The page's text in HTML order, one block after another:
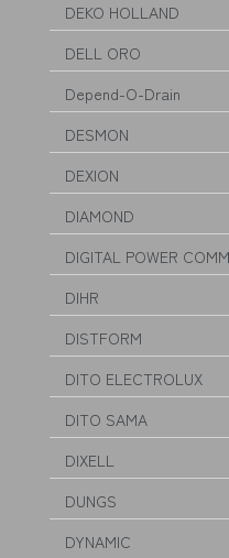
DEKO HOLLAND
DELL ORO
Depend-O-Drain
DESMON
DEXION
DIAMOND
DIGITAL POWER
DIHR
DISTFORM
DITO ELECTROLUX
DITO SAMA
DIXELL
DUNGS
DYNAMIC